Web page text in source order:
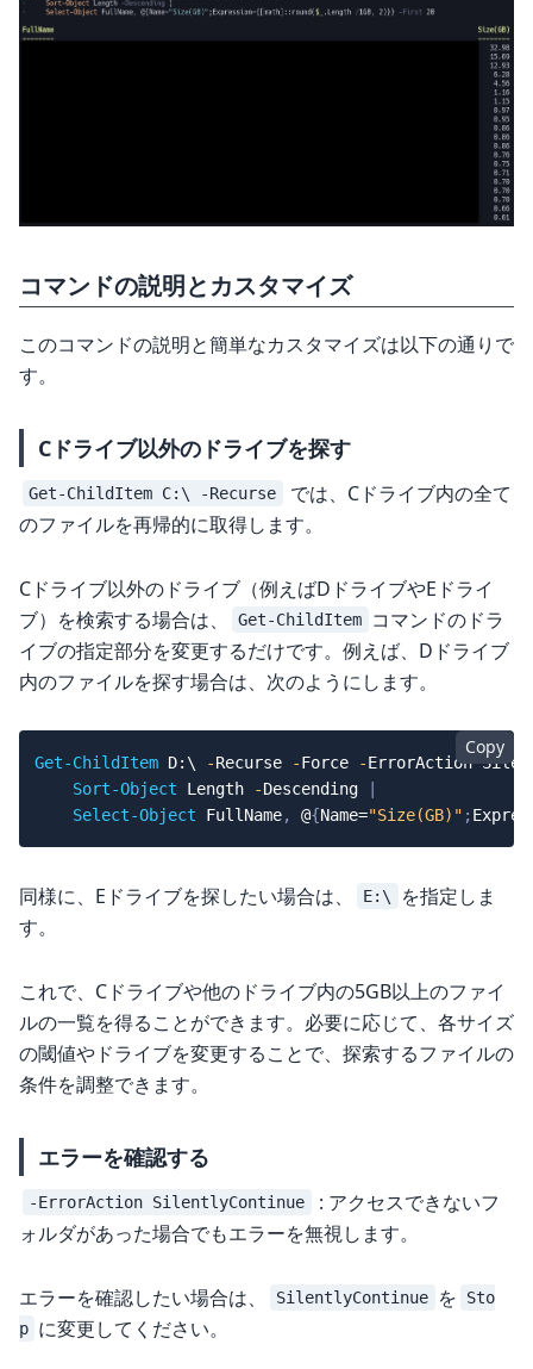
コマンドの説明とカスタマイズ
このコマンドの説明と簡単なカスタマイズは以下の通りで
す。
Cドライブ以外のドライブを探す
Get-ChildItem C:\ -Recurse
では、Cドライブ内の全て
のファイルを再帰的に取得します。
Cドライブ以外のドライブ（例えばDドライブやEドライ
ブ）を検索する場合は、
Get-ChildItem
コマンドのドラ
イブの指定部分を変更するだけです。例えば、Dドライブ
内のファイルを探す場合は、次のようにします。
Copy
Get-ChildItem D:\ -Recurse -Force -ErrorAction
Sort-Object Length -Descending
Select-Object FullName, @{Name="Size(GB)" ;
同様に、Eドライブを探したい場合は、 E:\
を指定しま
す。
これで、Cドライブや他のドライブ内の5GB以上のファイ
ルの一覧を得ることができます。必要に応じて、各サイズ
の閾値やドライブを変更することで、探索するファイルの
条件を調整できます。
エラーを確認する
-ErrorAction SilentlyContinue
: アクセスできないフ
ォルダがあった場合でもエラーを無視します。
エラーを確認したい場合は、 SilentlyContinue を
Sto
p に変更してください。